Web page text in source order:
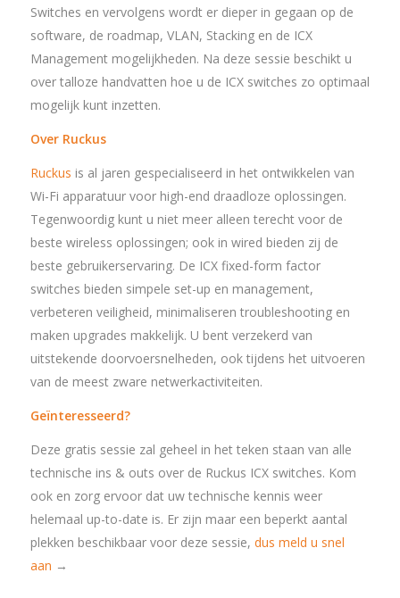
Switches en vervolgens wordt er dieper in gegaan op de
software, de roadmap, VLAN, Stacking en de ICX
Management mogelijkheden. Na deze sessie beschikt u
over talloze handvatten hoe u de ICX switches zo optimaal
mogelijk kunt inzetten.
Over Ruckus
Ruckus is al jaren gespecialiseerd in het ontwikkelen van
Wi-Fi apparatuur voor high-end draadloze oplossingen.
Tegenwoordig kunt u niet meer alleen terecht voor de
beste wireless oplossingen; ook in wired bieden zij de
beste gebruikerservaring. De ICX fixed-form factor
switches bieden simpele set-up en management,
verbeteren veiligheid, minimaliseren troubleshooting en
maken upgrades makkelijk. U bent verzekerd van
uitstekende doorvoersnelheden, ook tijdens het uitvoeren
van de meest zware netwerkactiviteiten.
Geïnteresseerd?
Deze gratis sessie zal geheel in het teken staan van alle
technische ins & outs over de Ruckus ICX switches. Kom
ook en zorg ervoor dat uw technische kennis weer
helemaal up-to-date is. Er zijn maar een beperkt aantal
plekken beschikbaar voor deze sessie, dus meld u snel
aan →